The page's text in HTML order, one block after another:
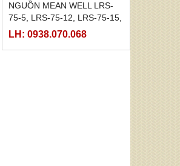
NGUỒN MEAN WELL LRS-
75-5, LRS-75-12, LRS-75-15,
LRS-75-24, LRS-75-36, LRS-
LH: 0938.070.068